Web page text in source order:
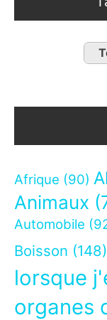
Afrique (90)
Animaux
Automobile
Boisson (148)
lorsque
organes